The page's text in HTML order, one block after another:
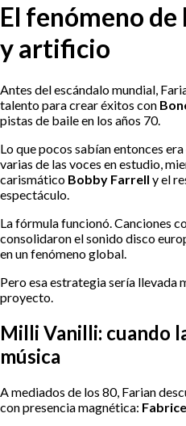
El fenómeno
y artificio
Antes del escándalo mundial,
talento para crear éxitos con
pistas de baile en los años 70.
Lo que pocos sabían entonces
varias de las voces en estudio,
carismático Bobby Farrell y el
espectáculo.
La fórmula funcionó. Canciones
consolidaron el sonido disco
en un fenómeno global.
Pero esa estrategia sería llevada
proyecto.
Milli Vanilli: cuando
música
A mediados de los 80, Farian
con presencia magnética: